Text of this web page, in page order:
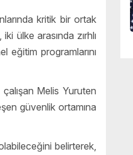
kritik bir ortak
ülke arasında zırhlı
eğitim programlarını
Melis Yuruten
güvenlik ortamına
belirterek,